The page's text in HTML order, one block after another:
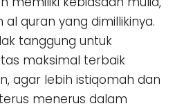
quran yang dimillikinya.
tanggung untuk
maksimal terbaik
agar lebih istiqomah dan
menerus dalam